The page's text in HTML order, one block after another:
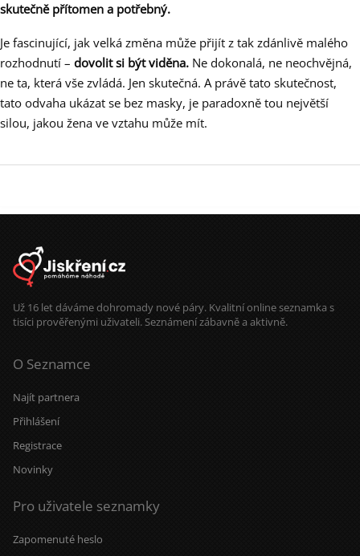
skutečně přítomen a potřebný.
Je fascinující, jak velká změna může přijít z tak zdánlivě malého
rozhodnutí – dovolit si být viděna. Ne dokonalá, ne neochvějná,
ne ta, která vše zvládá. Jen skutečná. A právě tato skutečnost,
tato odvaha ukázat se bez masky, je paradoxně tou největší
silou, jakou žena ve vztahu může mít.
Už 16 let dáváme dohromady nové páry. Kvalitní online seznamka s
tisíci prověřenými uživateli. Seznámení zábavně a aktivně.
O Seznamce
Najít partnera
Přihlášení
Registrace
Novinky
Pro uživatele seznamky
Zapomenuté heslo